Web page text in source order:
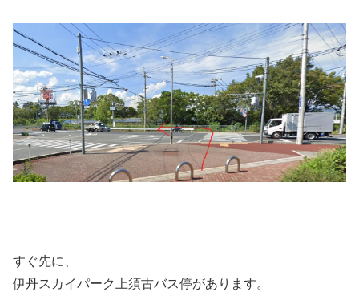
すぐ先に、
伊丹スカイパーク上須古バス停があります。